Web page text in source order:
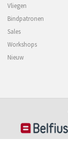
Vliegen
Bindpatronen
Sales
Workshops
Nieuw